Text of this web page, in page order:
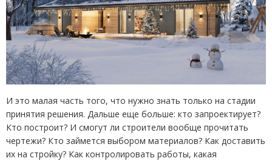
И это малая часть того, что нужно знать только на стадии
принятия решения. Дальше еще больше: кто запроектирует?
Кто построит? И смогут ли строители вообще прочитать
чертежи? Кто займется выбором материалов? Как доставить
их на стройку? Как контролировать работы, какая